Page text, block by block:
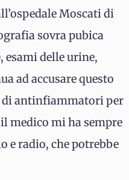
Moscati di
sovra pubica
esami delle urine,
ad accusare questo
di antinfiammatori per
medico mi ha sempre
e radio, che potrebbe